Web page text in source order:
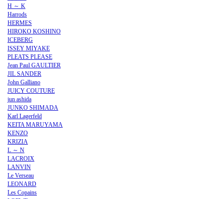
H ～ K
Harrods
HERMES
HIROKO KOSHINO
ICEBERG
ISSEY MIYAKE
PLEATS PLEASE
Jean Paul GAULTIER
JIL SANDER
John Galliano
JUICY COUTURE
jun ashida
JUNKO SHIMADA
Karl Lagerfeld
KEITA MARUYAMA
KENZO
KRIZIA
L ～ N
LACROIX
LANVIN
Le Verseau
LEONARD
Les Copains